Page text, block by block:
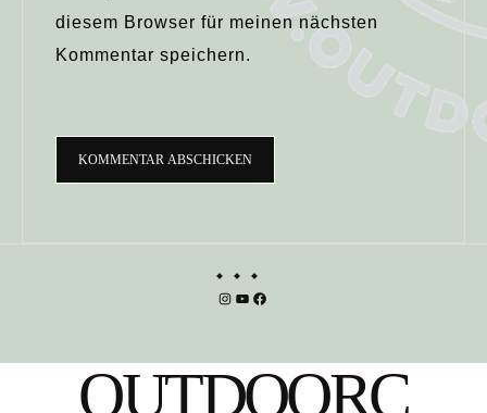
diesem Browser für meinen nächsten
Kommentar speichern.
Instagram
YouTube
Facebook
OUTDOORC